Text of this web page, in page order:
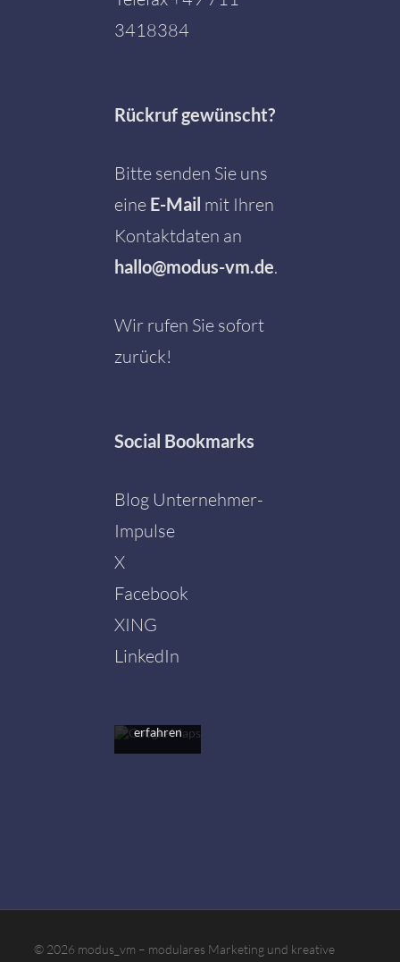
3418384
Rückruf gewünscht?
Bitte senden Sie uns
eine E-Mail mit Ihren
Kontaktdaten an
hallo@modus-vm.de.
Wir rufen Sie sofort
zurück!
Social Bookmarks
Blog Unternehmer-
Impulse
X
Facebook
XING
LinkedIn
Mit dem
Karte
Sie die
erfahren
© 2026 modus_vm – modulares Marketing und kreative